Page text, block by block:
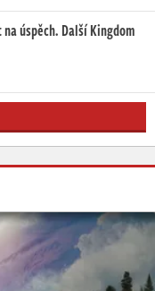
úspěch. Další Kingdom